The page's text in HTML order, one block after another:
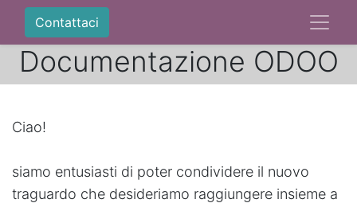
Contattaci
Documentazione ODOO
Ciao!
siamo entusiasti di poter condividere il nuovo
traguardo che desideriamo raggiungere insieme a